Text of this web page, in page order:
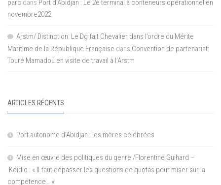
parc dans Port d’Abidjan : Le 2e terminal à conteneurs opérationnel en
novembre2022
Arstm/ Distinction: Le Dg fait Chevalier dans l’ordre du Mérite
Maritime de la République Française dans Convention de partenariat:
Touré Mamadou en visite de travail à l’Arstm
ARTICLES RÉCENTS
Port autonome d’Abidjan : les mères célébrées
Mise en œuvre des politiques du genre /Florentine Guihard –
Koidio : « Il faut dépasser les questions de quotas pour miser sur la
compétence… »